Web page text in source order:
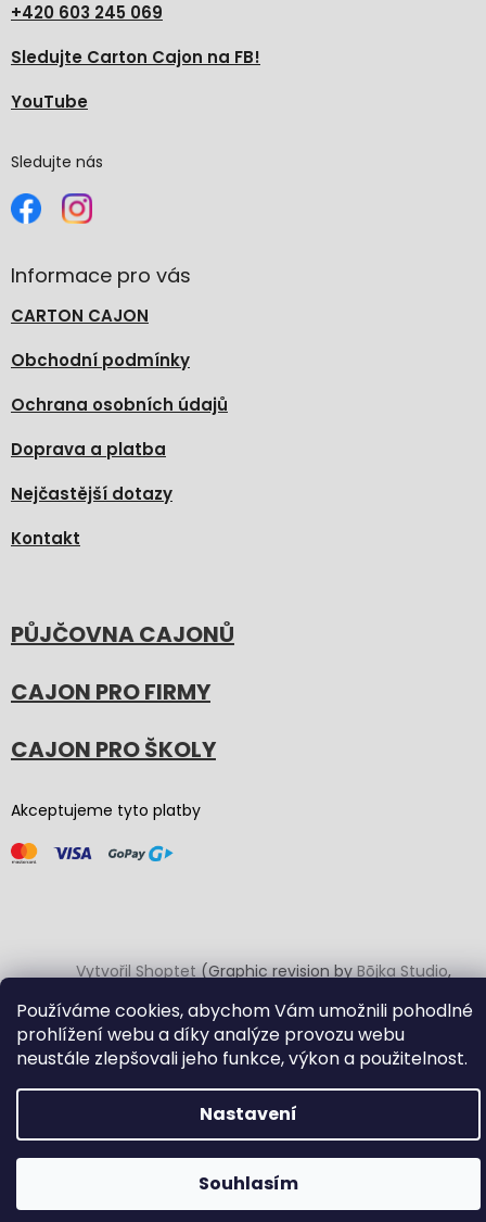
Používáme cookies, abychom Vám umožnili pohodlné
prohlížení webu a díky analýze provozu webu
neustále zlepšovali jeho funkce, výkon a použitelnost.
Nastavení
Souhlasím
+420 603 245 069
Sledujte Carton Cajon na FB!
YouTube
Sledujte nás
Informace pro vás
CARTON CAJON
Obchodní podmínky
Ochrana osobních údajů
Doprava a platba
Nejčastější dotazy
Kontakt
PŮJČOVNA CAJONŮ
CAJON PRO FIRMY
CAJON PRO ŠKOLY
Akceptujeme tyto platby
Vytvořil Shoptet(Graphic revision byBōjka Studio,
Copyright 2026Carton Cajon. Všechna práva vyhrazena.